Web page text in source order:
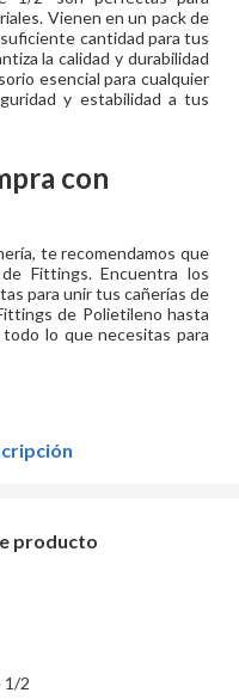
Vienen en un pack de
cantidad para tus
la calidad y durabilidad
esencial para cualquier
y estabilidad a tus
con
te recomendamos que
Fittings. Encuentra los
para unir tus cañerías de
de Polietileno hasta
lo que necesitas para
producto
1/2